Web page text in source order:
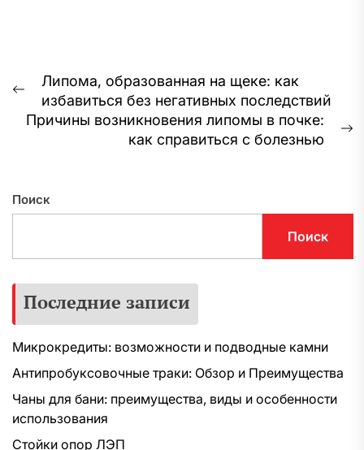
Навигация
по
записям
Предыдущая
запись:
Липома, образованная на щеке: как
избавиться без негативных последствий
Причины возникновения липомы в почке:
как справиться с болезнью
Поиск
Поиск
Последние записи
Микрокредиты: возможности и подводные камни
Антипробуксовочные траки: Обзор и Преимущества
Чаны для бани: преимущества, виды и особенности
использования
Стойки опор ЛЭП